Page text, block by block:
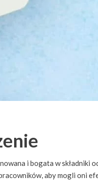
i bogata w składniki
aby mogli oni